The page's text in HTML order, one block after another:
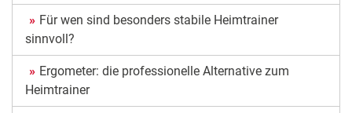
Für wen sind besonders stabile Heimtrainer
sinnvoll?
Ergometer: die professionelle Alternative zum
Heimtrainer